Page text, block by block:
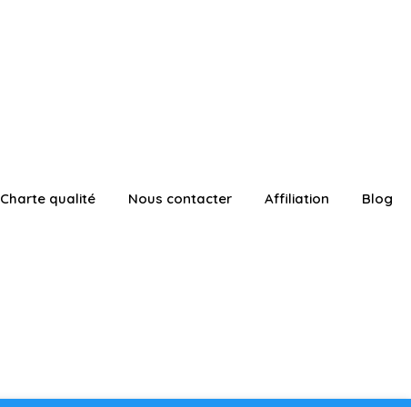
Charte qualité Nous contacter Affiliation Blog